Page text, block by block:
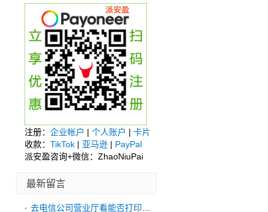
注册： 企业帐户 | 个人账户 | 卡片
收款： TikTok | 亚马逊 | PayPal
派安盈咨询+微信：ZhaoNiuPai
最新留言